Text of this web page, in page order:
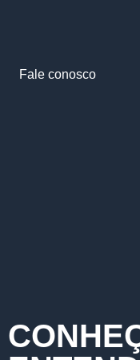
Fale conosco